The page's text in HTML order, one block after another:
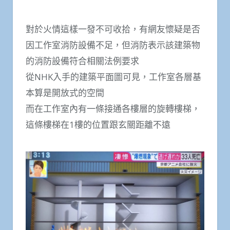
對於火情這樣一發不可收拾，有網友懷疑是否
因工作室消防設備不足，但消防表示該建築物
的消防設備符合相關法例要求
從NHK入手的建築平面圖可見，工作室各層基
本算是開放式的空間
而在工作室內有一條接通各樓層的旋轉樓梯，
這條樓梯在1樓的位置跟玄關距離不遠